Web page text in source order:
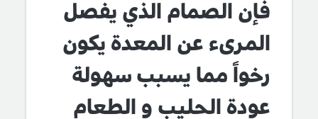
فإن الصمام الذي يفصل
المرىء عن المعدة يكون
رخواً مما يسبب سهولة
عودة الحليب و الطعام